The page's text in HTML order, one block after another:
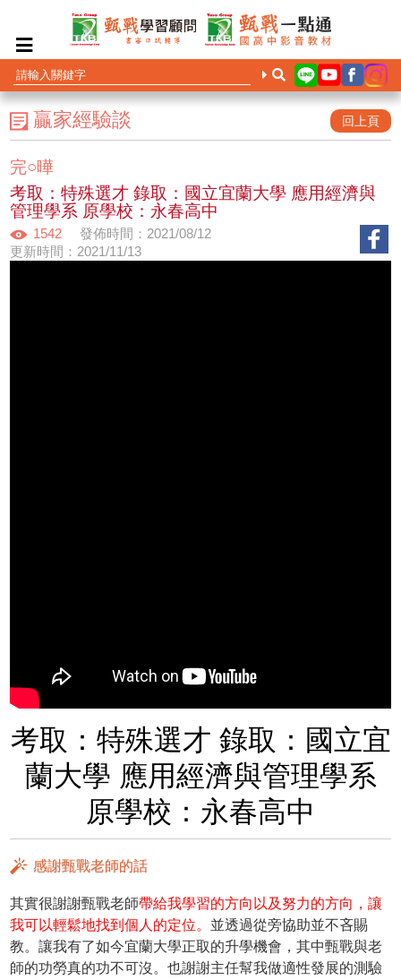
贏家經驗談 回上頁
完○曄
考取：特殊選才 錄取：國立宜蘭大學 應用經濟與
管理學系 原學校：永春高中
1542
發佈時間：2021/08/12
更新時間：2021/11/13
考取：特殊選才 錄取：國立宜
蘭大學 應用經濟與管理學系
原學校：永春高中
感謝甄戰老師的話
其實很謝謝甄戰老師帶給我學習的方向以及努力的方向，讓
我可以輕鬆地找到個人的定位。 並透過從旁協助並不吝賜
教。讓我有了如今宜蘭大學正取的升學機會，其中甄戰與老
師的功勞真的功不可沒。也謝謝主任幫我做適性發展的測驗